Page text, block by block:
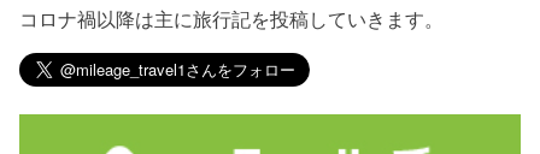
コロナ禍以降は主に旅行記を投稿していきます。